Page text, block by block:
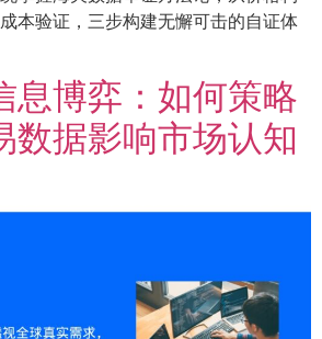
本验证，三步构建无懈可击的自证体
息博弈：如何策略
数据影响市场认知